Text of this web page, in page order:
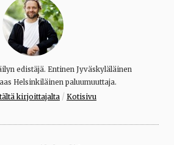
edistäjä. Entinen Jyväskyläläinen
Helsinkiläinen paluumuuttaja.
kirjoittajalta / Kotisivu